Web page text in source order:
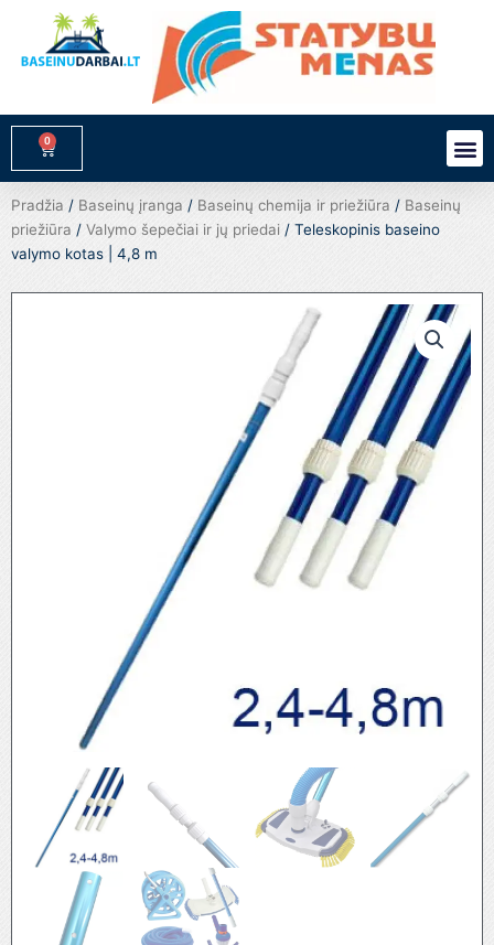
turinio
0
Cart
Pradžia / Baseinų įranga / Baseinų chemija ir priežiūra / Baseinų
priežiūra / Valymo šepečiai ir jų priedai / Teleskopinis baseino
valymo kotas | 4,8 m